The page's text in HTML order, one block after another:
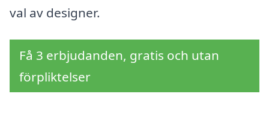
val av designer.
Få 3 erbjudanden, gratis och utan
förpliktelser